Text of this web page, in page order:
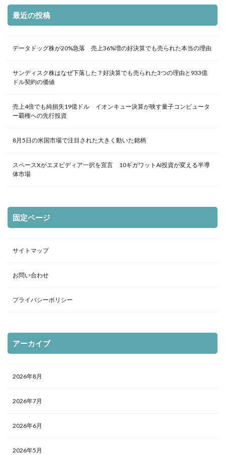
最近の投稿
データドッグ株が20%急落 売上36%増の好決算でも売られた本当の理由
サンディスク株はなぜ下落した？好決算でも売られた3つの理由と933億
ドル契約の価値
売上4倍でも純損失19億ドル イオンキュー決算が映す量子コンピュータ
ー覇権への先行投資
8月5日の米国市場で注目された大きく動いた銘柄
スペースXがエヌビディア一択を宣言 10ギガワットAI投資が変える半導
体市場
固定ページ
サイトマップ
お問い合わせ
プライバシーポリシー
アーカイブ
2026年8月
2026年7月
2026年6月
2026年5月